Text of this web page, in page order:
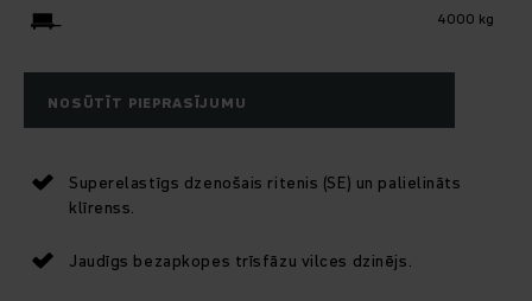
4000 kg
NOSŪTĪT PIEPRASĪJUMU
Superelastīgs dzenošais ritenis (SE) un palielināts
klīrenss.
Jaudīgs bezapkopes trīsfāzu vilces dzinējs.